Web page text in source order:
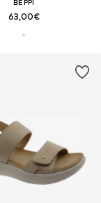
BEPPI
63,00€